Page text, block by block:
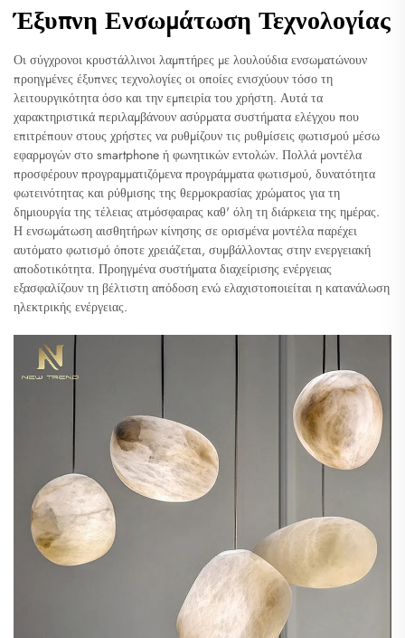
Έξυπνη Ενσωμάτωση Τεχνολογίας
Οι σύγχρονοι κρυστάλλινοι λαμπτήρες με λουλούδια ενσωματώνουν
προηγμένες έξυπνες τεχνολογίες οι οποίες ενισχύουν τόσο τη
λειτουργικότητα όσο και την εμπειρία του χρήστη. Αυτά τα
χαρακτηριστικά περιλαμβάνουν ασύρματα συστήματα ελέγχου που
επιτρέπουν στους χρήστες να ρυθμίζουν τις ρυθμίσεις φωτισμού μέσω
εφαρμογών στο smartphone ή φωνητικών εντολών. Πολλά μοντέλα
προσφέρουν προγραμματιζόμενα προγράμματα φωτισμού, δυνατότητα
φωτεινότητας και ρύθμισης της θερμοκρασίας χρώματος για τη
δημιουργία της τέλειας ατμόσφαιρας καθ' όλη τη διάρκεια της ημέρας.
Η ενσωμάτωση αισθητήρων κίνησης σε ορισμένα μοντέλα παρέχει
αυτόματο φωτισμό όποτε χρειάζεται, συμβάλλοντας στην ενεργειακή
αποδοτικότητα. Προηγμένα συστήματα διαχείρισης ενέργειας
εξασφαλίζουν τη βέλτιστη απόδοση ενώ ελαχιστοποιείται η κατανάλωση
ηλεκτρικής ενέργειας.